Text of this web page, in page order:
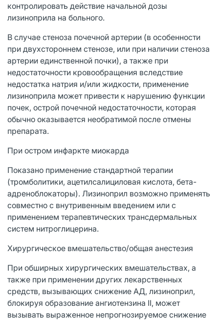
контролировать действие начальной дозы
лизиноприла на больного.
В случае стеноза почечной артерии (в особенности
при двухстороннем стенозе, или при наличии стеноза
артерии единственной почки), а также при
недостаточности кровообращения вследствие
недостатка натрия и/или жидкости, применение
лизиноприла может привести к нарушению функции
почек, острой почечной недостаточности, которая
обычно оказывается необратимой после отмены
препарата.
При остром инфаркте миокарда
Показано применение стандартной терапии
(тромболитики, ацетилсалициловая кислота, бета-
адреноблокаторы). Лизиноприл возможно применять
совместно с внутривенным введением или с
применением терапевтических трансдермальных
систем нитроглицерина.
Хирургическое вмешательство/общая анестезия
При обширных хирургических вмешательствах, а
также при применении других лекарственных
средств, вызывающих снижение АД, лизиноприл,
блокируя образование ангиотензина II, может
вызывать выраженное непрогнозируемое снижение